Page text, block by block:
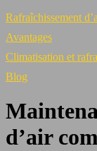
Rafraîchissement
Avantages
Climatisation et
Blog
d’air